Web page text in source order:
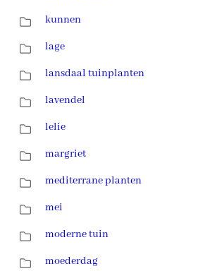
kunnen
lage
lansdaal tuinplanten
lavendel
lelie
margriet
mediterrane planten
mei
moderne tuin
moederdag